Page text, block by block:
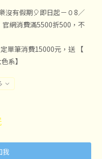
沒有假期🎈即日起－０8／
網消費滿5500折500，不
單筆消費15000元，送 【
系】
我